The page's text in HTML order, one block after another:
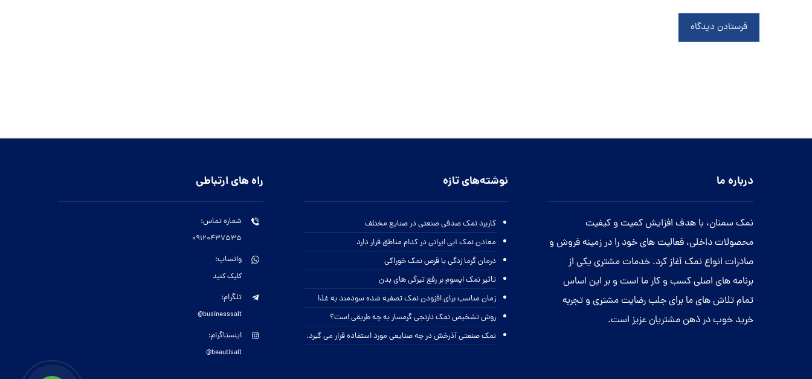
فرستادن دیدگاه
درباره ما
نمک سمنان، با هدف افزایش کمیت و کیفیت
محصولات داخلی، فعالیت های خود را در زمینه فروش و
صادرات انواع نمک آغاز کرد. خدمات مشتری یکی از
برنامه های اصلی کسب و کار ما است و بر این اساس
تمام تلاش های ما برای جلب رضایت مشتری و تجربه
خرید خوب در ذهن مشتریان عزیز است.
نوشته‌های تازه
کاربرد نمک صدفی صنعتی در صنایع مختلف
معادن نمک آبی ایرانی در کدام مناطق قرار دارد
درمان گرما زدگی با قرص نمک خوراکی
تاثیر نمک اپسوم بر رفع تیرگی های بدن
زمان مناسب برای افزودن نمک تصفیه شده سودمند به غذا
روش تشخیص نمک نارنجی گرمسار به چه طریقی است؟
نمک صنعتی آذرخش در چه صنایعی مورد استفاده قرار می گیرد.
راه های ارتباطی
شماره تماس:
09120437535
واتساپ:
کلیک کنید
تلگرام:
businesssalt@
اینستاگرام:
beautisalt@